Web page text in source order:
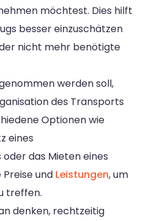
möchtest. Dies hilft
besser einzuschätzen
nicht mehr benötigte
werden soll,
des Transports
Optionen wie
eines
das Mieten eines
und Leistungen, um
treffen.
denken, rechtzeitig